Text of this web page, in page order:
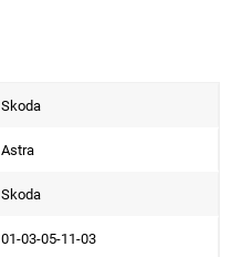
Skoda
Astra
Skoda
01-03-05-11-03